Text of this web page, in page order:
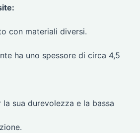
con materiali diversi.
ha uno spessore di circa 4,5
la sua durevolezza e la bassa